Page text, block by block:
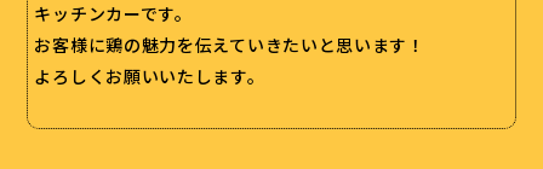
キッチンカーです。
お客様に鶏の魅力を伝えていきたいと思います！
よろしくお願いいたします。